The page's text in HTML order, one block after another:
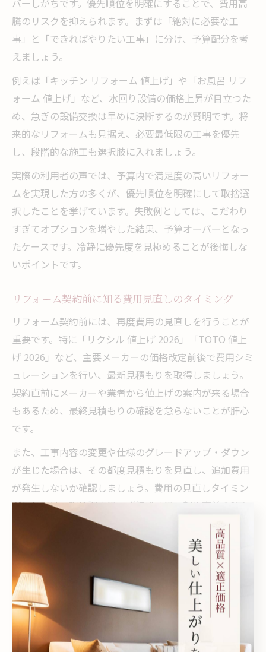
騰のリスクを抑えられます。まずは「絶対に必要な工
事」と「できればやりたい工事」に分け、予算配分を考
えましょう。
例えば「キッチン リフォーム 値上げ」や「お風呂 リフ
ォーム 値上げ」など、水回り設備の価格上昇が目立つた
め、急ぎの設備交換は早めに決断するのが賢明です。将
来的なリフォームも見据え、必要最低限の工事を優先
し、段階的な施工も選択肢に入れましょう。
実際の利用者の声では、予算内で満足度の高いリフォー
ムを実現した方の多くが、優先順位を明確にして取捨選
択したことを挙げています。失敗例としては、こだわり
すぎてオプションを増やした結果、予算オーバーとなっ
たケースです。冷静に優先度を見極めることが後悔しな
いポイントです。
リフォーム契約前に知る費用見直しのタイミング
リフォーム契約前には、再度費用の見直しを行うことが
重要です。特に「リクシル 値上げ 2026」「TOTO 値上
げ 2026」など、主要メーカーの価格改定前後で費用シミ
ュレーションを行い、最新見積もりを取得しましょう。
契約直前にメーカーや業者から値上げの案内が来る場合
もあるため、最終見積もりの確認を怠らないことが肝心
です。
また、工事内容の変更や仕様のグレードアップ・ダウン
が生じた場合は、その都度見積もりを見直し、追加費用
が発生しないか確認しましょう。費用の見直しタイミン
グとしては、現地調査後・詳細設計後・契約直前の3回
程度を目安にするのが一般的です。
成功例としては、契約直前に再交渉し、設備のグレード
を調整して予算内に収めたケースが挙げられます。逆
に、見直しを怠り追加費用が後から発生した失敗例もあ
るため、見積もり内容の再確認は必須です。
リフォーム予算管理で後悔しない選択肢の作り方